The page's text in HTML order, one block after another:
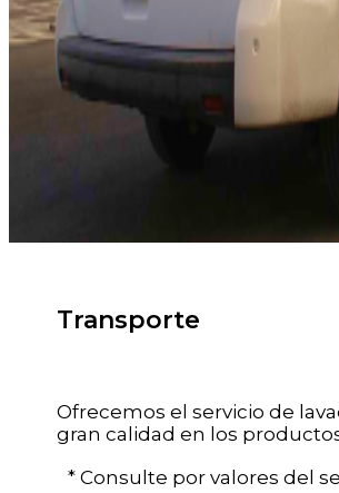
Transporte
Ofrecemos el servicio de
gran calidad en los
* Consulte por valores del